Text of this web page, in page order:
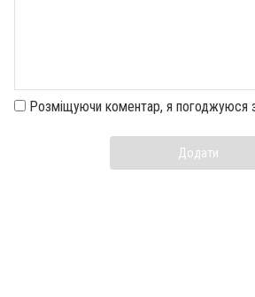
Розміщуючи коментар, я погоджуюся
Додати